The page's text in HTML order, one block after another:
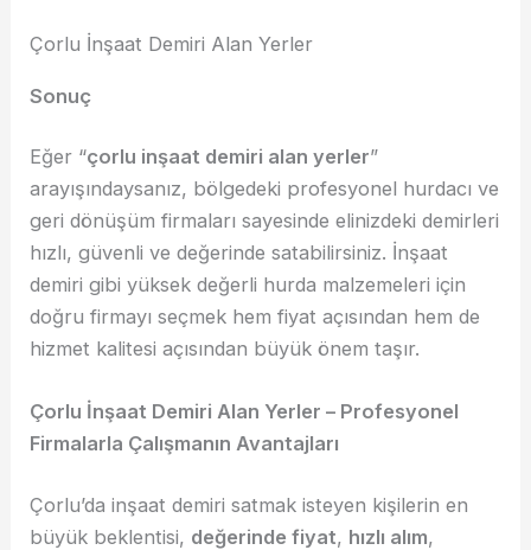
Çorlu İnşaat Demiri Alan Yerler
Sonuç
Eğer “çorlu inşaat demiri alan yerler”
arayışındaysanız, bölgedeki profesyonel hurdacı ve
geri dönüşüm firmaları sayesinde elinizdeki demirleri
hızlı, güvenli ve değerinde satabilirsiniz. İnşaat
demiri gibi yüksek değerli hurda malzemeleri için
doğru firmayı seçmek hem fiyat açısından hem de
hizmet kalitesi açısından büyük önem taşır.
Çorlu İnşaat Demiri Alan Yerler – Profesyonel
Firmalarla Çalışmanın Avantajları
Çorlu’da inşaat demiri satmak isteyen kişilerin en
büyük beklentisi, değerinde fiyat, hızlı alım,